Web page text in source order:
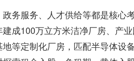
务服务、人才供给等都是核心
成100万立方米洁净厂房、产
等定制化厂房，匹配半导体设